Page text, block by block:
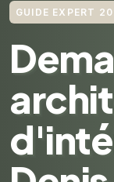
GUIDE EXPERT